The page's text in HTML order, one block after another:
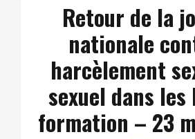
Retour de la
nationale
harcèlement
sexuel dans les
formation – 23